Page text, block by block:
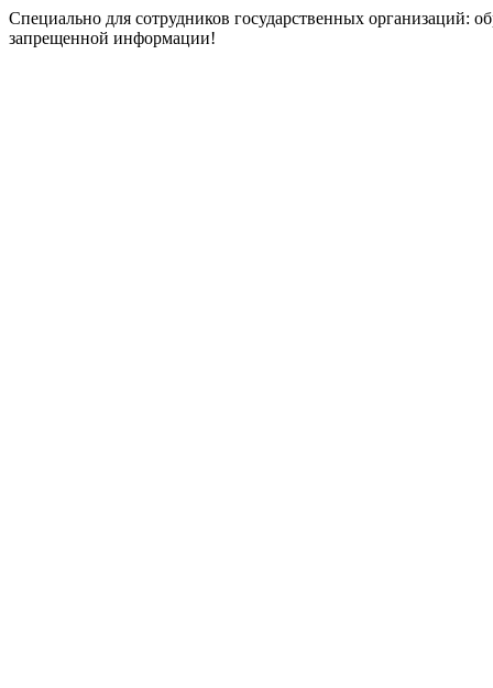
Специально для сотрудников государственных организаций:
запрещенной информации!